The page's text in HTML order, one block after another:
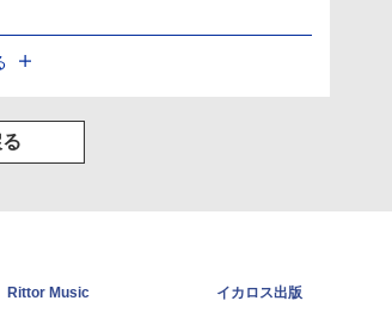
Rittor Music
イカロス出版